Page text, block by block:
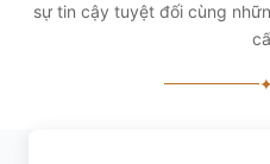
sự tin cậy tuyệt đối cùng